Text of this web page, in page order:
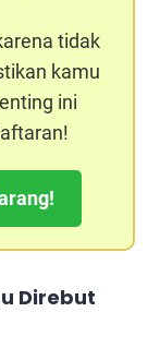
tidak
kamu
ini
Direbut